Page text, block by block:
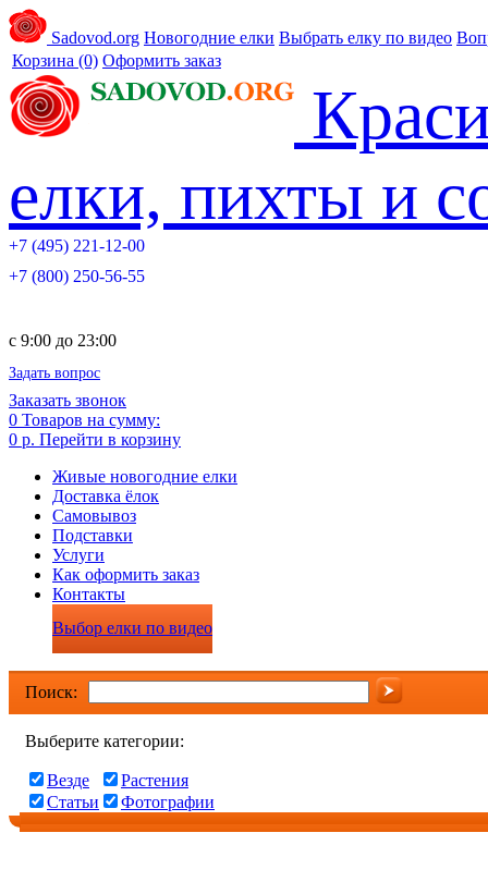
Sadovod.org Новогодние елки Выбрать елку по видео
Корзина (0) Оформить заказ
елки, пихты и
+7 (495) 221-12-00
+7 (800) 250-56-55
c 9:00 до 23:00
Задать вопрос
Заказать звонок
0 Товаров на сумму:
0 р. Перейти в корзину
Живые новогодние елки
Доставка ёлок
Самовывоз
Подставки
Услуги
Как оформить заказ
Контакты
Выбор елки по видео
Поиск:
Выберите категории:
Везде
Растения
Статьи
Фотографии